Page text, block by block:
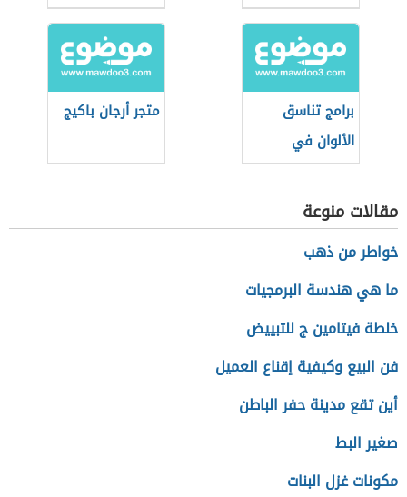
برامج تناسق
الألوان في
الديكور
متجر أرجان باكيج
مقالات منوعة
خواطر من ذهب
ما هي هندسة البرمجيات
خلطة فيتامين ج للتبييض
فن البيع وكيفية إقناع العميل
أين تقع مدينة حفر الباطن
صغير البط
مكونات غزل البنات